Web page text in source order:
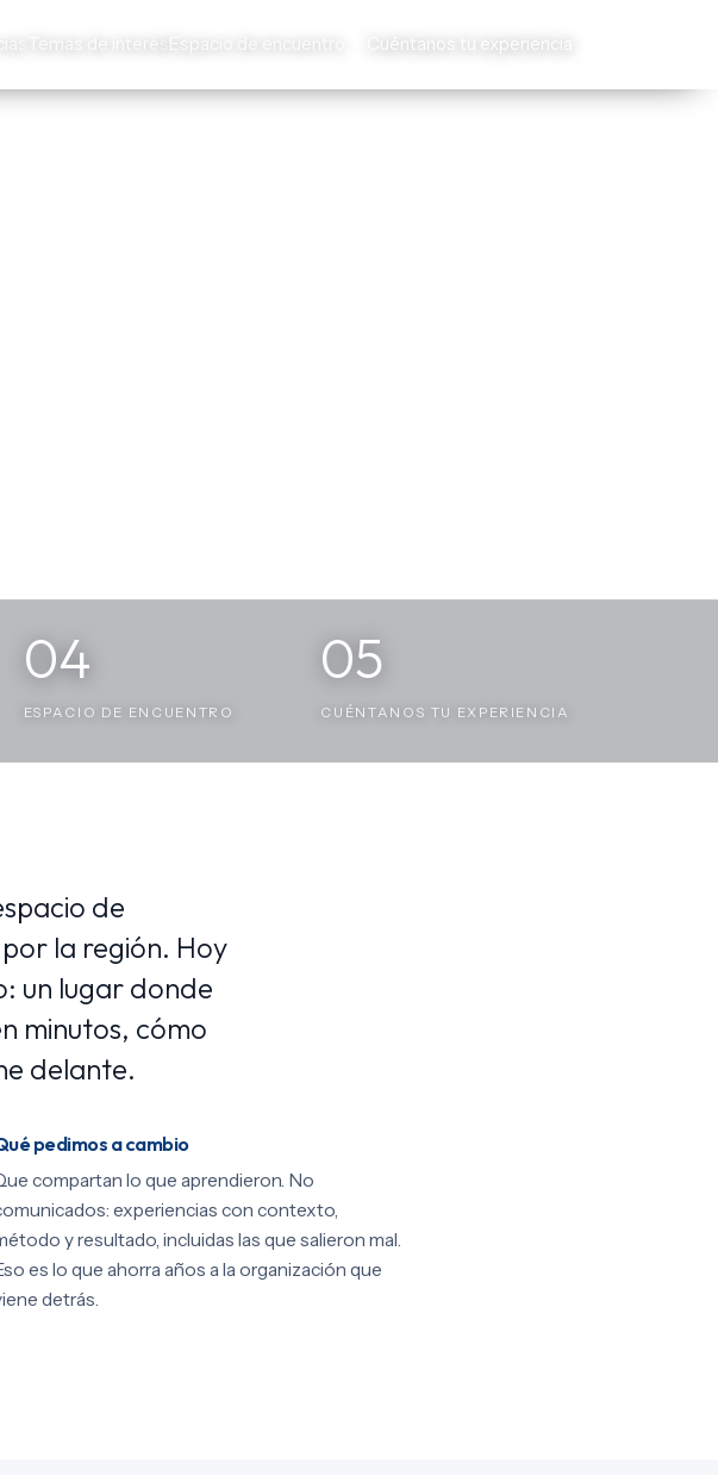
Espacio de encuentro Cuéntanos tu experiencia
04
ESPACIO DE ENCUENTRO
05
CUÉNTANOS TU EXPERIENCIA
de
la región. Hoy
un lugar donde
minutos, cómo
delante.
pedimos a cambio
compartan lo que aprendieron. No
experiencias con contexto,
y resultado, incluidas las que salieron mal.
es lo que ahorra años a la organización que
detrás.